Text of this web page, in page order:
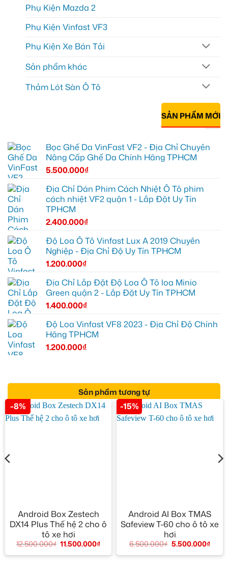
Phụ Kiện Mazda 2
Phụ Kiện Vinfast VF3
Phụ Kiện Xe Bán Tải
Sản phẩm khác
Thảm Lót Sàn Ô Tô
SẢN PHẨM MỚI
Bọc Ghế Da VinFast VF2 - Địa Chỉ Chuyên
Nâng Cấp Ghế Da Chính Hãng TPHCM
5.500.000₫
Địa Chỉ Dán Phim Cách Nhiệt Ô Tô phim
cách nhiệt VF2 quận 1 - Lắp Đặt Uy Tín
TPHCM
2.400.000₫
Độ Loa Ô Tô Vinfast Lux A 2019 Chuyên
Nghiệp - Địa Chỉ Độ Uy Tín TPHCM
1.200.000₫
Địa Chỉ Lắp Đặt Độ Loa Ô Tô loa Minio
Green quận 2 - Lắp Đặt Uy Tín TPHCM
1.400.000₫
Độ Loa Vinfast VF8 2023 - Địa Chỉ Độ Chính
Hãng TPHCM
1.200.000₫
Sản phẩm tương tự
-8%
Android Box Zestech
DX14 Plus Thế hệ 2 cho ô
tô xe hơi
12.500.000₫ 11.500.000₫
-15%
Android AI Box TMAS
Safeview T-60 cho ô tô xe
hơi
6.500.000₫ 5.500.000₫